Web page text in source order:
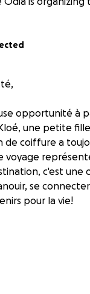
opportunité à
une petite
de coiffure a
voyage
c'est une
se
pour la vie!
elle a besoin d'un
et une